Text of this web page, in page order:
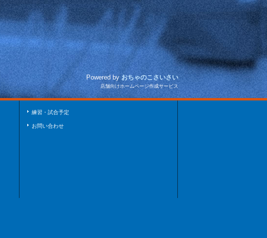
Powered by おちゃのこさいさい
店舗向けホームページ作成サービス
練習・試合予定
お問い合わせ